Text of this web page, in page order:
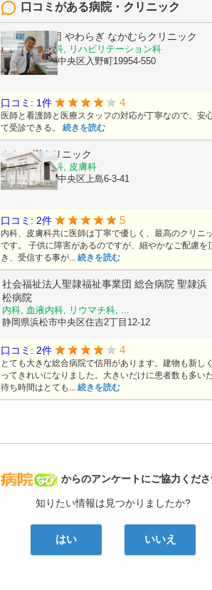
病院なび
からのアンケートにご協力くださ
知りたい情報は見つかりましたか?
はい いいえ
口コミがある病院・クリニック
医療法人社団 やわらぎ なかむらクリニック
神経内科, 内科, リハビリテーション科
静岡県浜松市中央区入野町19954-550
口コミ: 1件 4
医師と看護師と医療スタッフの対応が丁寧なので、安
て受診できる。 続きを読む
かしの樹クリニック
内科, 血液内科, 皮膚科
静岡県浜松市中央区上島6-3-41
口コミ: 2件 5
内科、皮膚科共に医師は丁寧で優しく、最高のクリニ
です。 子供に障害があるのですが、細やかなご配慮を
き、受信する事が... 続きを読む
社会福祉法人聖隷福祉事業団 総合病院 聖隷浜
松病院
内科, 血液内科, リウマチ科, ...
静岡県浜松市中央区住吉2丁目12-12
口コミ: 2件 4
とても大きな総合病院で信用があります。建物も新し
ってきれいになりました。大きいだけに患者数も多い
待ち時間はとても... 続きを読む